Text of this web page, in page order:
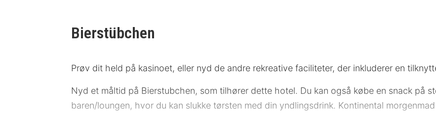
Bierstübchen
Prøv dit held på kasinoet, eller nyd de andre rekreative faciliteter, der inkluderer en
Nyd et måltid på Bierstubchen, som tilhører dette hotel. Du kan også købe en snack på
baren/loungen, hvor du kan slukke tørsten med din yndlingsdrink. Kontinental